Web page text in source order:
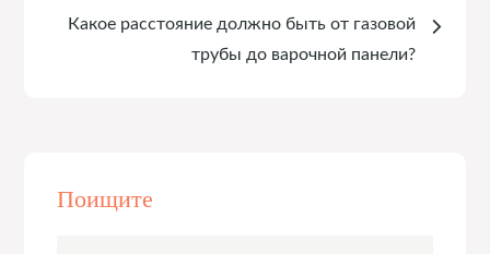
записям
Какое расстояние должно быть от газовой
трубы до варочной панели?
Поищите